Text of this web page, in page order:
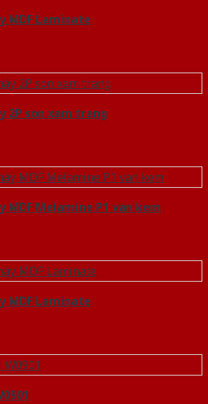
MDF Laminate
2P son xam trang
MDF Melamine P1 van kem
MDF Laminate